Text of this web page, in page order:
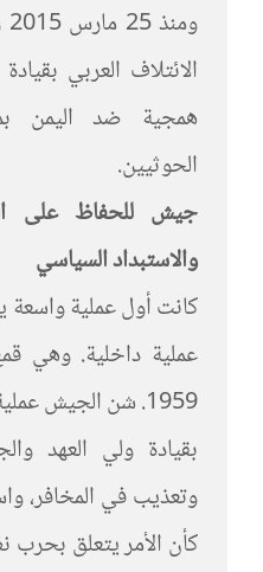
الائتلاف العربي
همجية ضد اليمن
الحوثيين.
جيش للحفاظ على
والاستبداد السياسي
كانت أول عملية واسعة
1959. شن الجيش
بقيادة ولي العهد
وتعذيب في المخافر،
كأن الأمر يتعلق